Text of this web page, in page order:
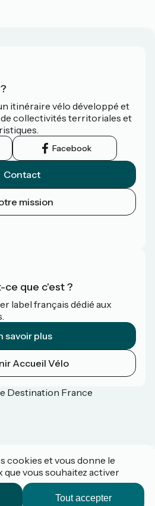
itinéraire vélo développé et
collectivités territoriales et
Facebook
Contact
mission
ce que c'est ?
label français dédié aux
savoir plus
Accueil Vélo
Destination France
France Vélo Tourisme
cookies et vous donne le
que vous souhaitez activer
Tout accepter